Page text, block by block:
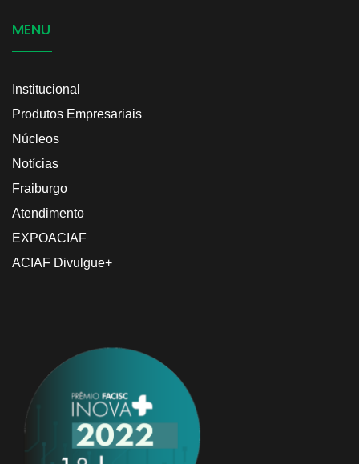
MENU
Institucional
Produtos Empresariais
Núcleos
Notícias
Fraiburgo
Atendimento
EXPOACIAF
ACIAF Divulgue+